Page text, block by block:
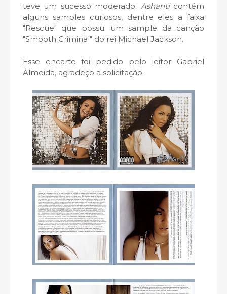
teve um sucesso moderado. Ashanti contém
alguns samples curiosos, dentre eles a faixa
"Rescue" que possui um sample da canção
"Smooth Criminal" do rei Michael Jackson.
Esse encarte foi pedido pelo leitor Gabriel
Almeida, agradeço a solicitação.